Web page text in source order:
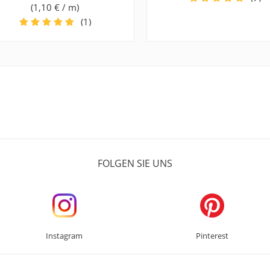
(1,10 € / m)
(1)
FOLGEN SIE UNS
Instagram Pinterest